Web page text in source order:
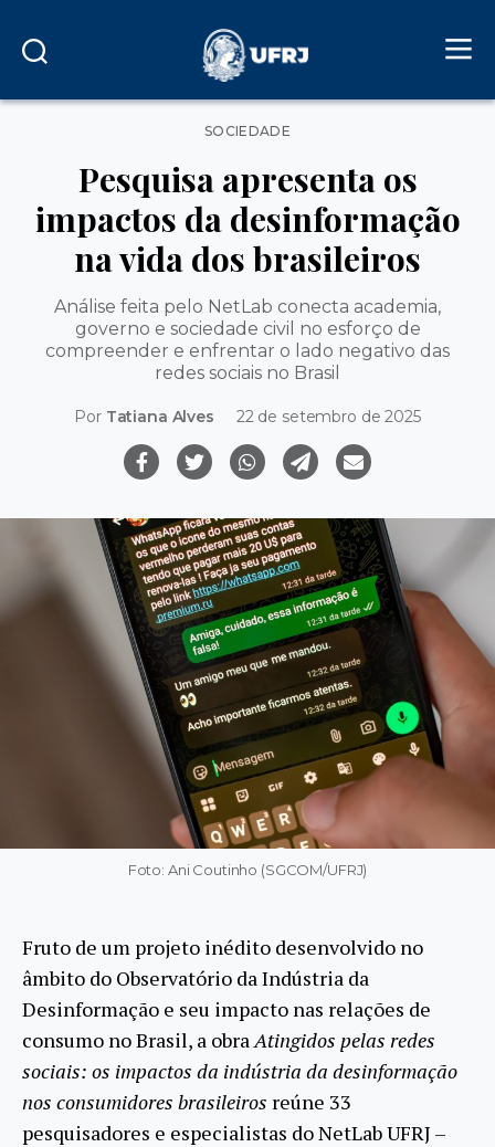
Categorias
SOCIEDADE
Pesquisa apresenta os
impactos da desinformação
na vida dos brasileiros
Análise feita pelo NetLab conecta academia,
governo e sociedade civil no esforço de
compreender e enfrentar o lado negativo das
redes sociais no Brasil
Por Tatiana Alves 22 de setembro de 2025
Foto: Ani Coutinho (SGCOM/UFRJ)
Fruto de um projeto inédito desenvolvido no
âmbito do Observatório da Indústria da
Desinformação e seu impacto nas relações de
consumo no Brasil, a obra Atingidos pelas redes
sociais: os impactos da indústria da desinformação
nos consumidores brasileiros reúne 33
pesquisadores e especialistas do NetLab UFRJ –